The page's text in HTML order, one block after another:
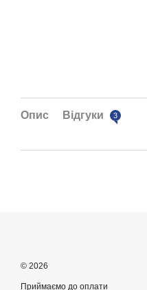
Опис Відгуки 3
© 2026
Приймаємо до оплати